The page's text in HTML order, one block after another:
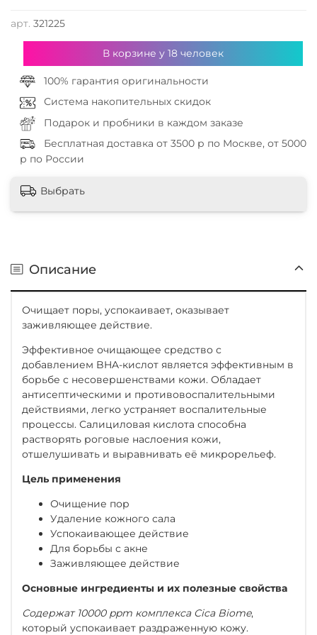
арт. 321225
В корзине у 18человек
100% гарантия оригинальности
Система накопительных скидок
Подарок и пробники в каждом заказе
Бесплатная доставка от 3500 р по Москве, от 5000
р по России
Выбрать
Описание
Очищает поры, успокаивает, оказывает
заживляющее действие.
Эффективное очищающее средство с
добавлением BHA-кислот является эффективным в
борьбе с несовершенствами кожи. Обладает
антисептическими и противовоспалительными
действиями, легко устраняет воспалительные
процессы. Салициловая кислота способна
растворять роговые наслоения кожи,
отшелушивать и выравнивать её микрорельеф.
Цель применения
Очищение пор
Удаление кожного сала
Успокаивающее действие
Для борьбы с акне
Заживляющее действие
Основные ингредиенты и их полезные свойства
Содержат 10000 ppm комплекса Cica Biome,
который успокаивает раздраженную кожу.